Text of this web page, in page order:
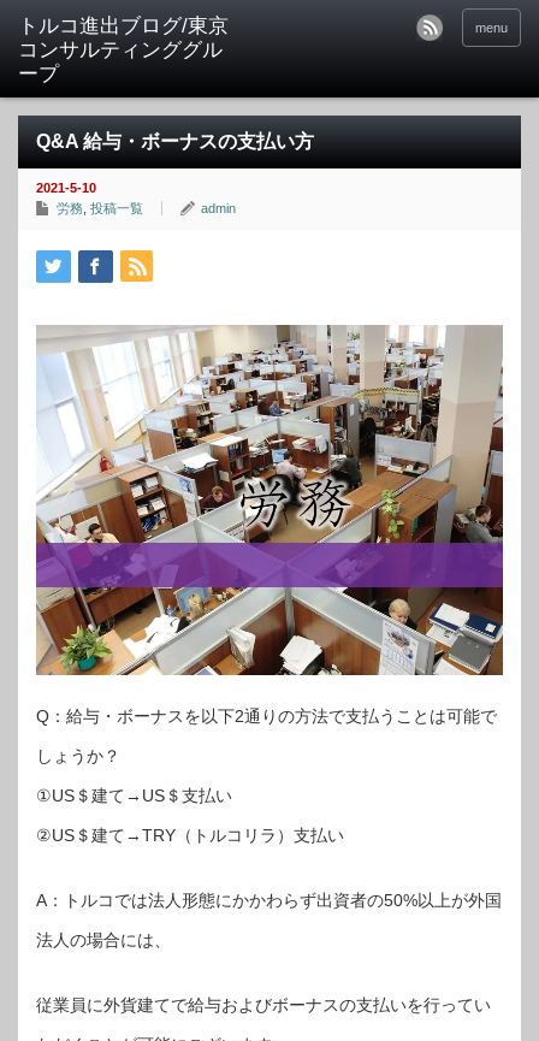
トルコ進出ブログ/東京
コンサルティンググル
ープ
menu
Q&A 給与・ボーナスの支払い方
2021-5-10
労務 投稿一覧 admin
Q：給与・ボーナスを以下2通りの方法で支払うことは可能で
しょうか？
①US＄建て→US＄支払い
②US＄建て→TRY（トルコリラ）支払い
A：トルコでは法人形態にかかわらず出資者の50%以上が外国
法人の場合には、
従業員に外貨建てで給与およびボーナスの支払いを行ってい